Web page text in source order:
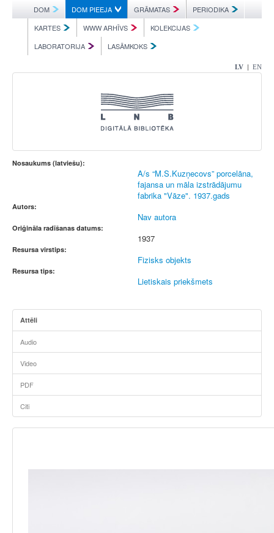
DOM DOM PIEEJA GRĀMATAS
PERIODIKA
KARTES
WWW ARHĪVS
KOLEKCIJAS
LABORATORIJA
LASĀMKOKS
LV | EN
Nosaukums (latviešu):
A/s “M.S.Kuzņecovs” porcelāna,
fajansa un māla izstrādājumu
fabrika "Vāze". 1937.gads
Autors:
Nav autora
Oriģināla radīšanas datums:
1937
Resursa virstips:
Fizisks objekts
Resursa tips:
Lietiskais priekšmets
Attēli
Audio
Video
PDF
Citi